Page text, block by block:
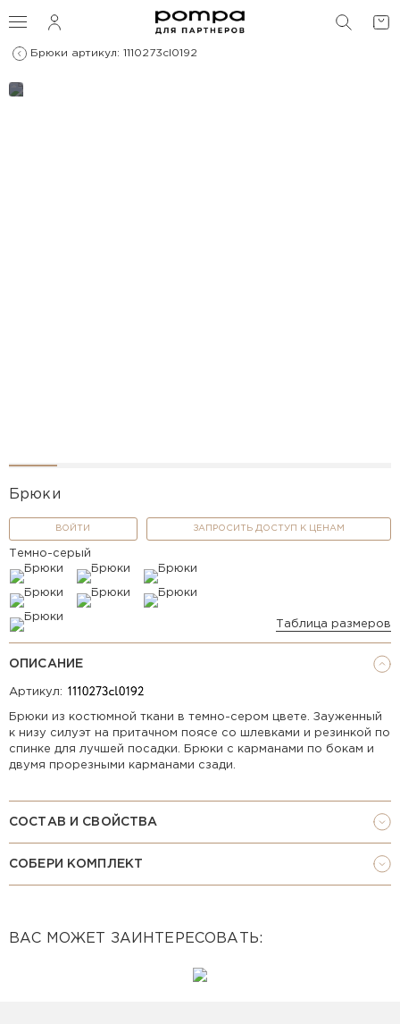
Брюки артикул: 1110273cl0192
Брюки
ВОЙТИ ЗАПРОСИТЬ ДОСТУП К ЦЕНАМ
Темно-серый
Таблица размеров
ОПИСАНИЕ
Артикул:
Брюки из костюмной ткани в темно-сером цвете. Зауженный
к низу силуэт на притачном поясе со шлевками и резинкой по
спинке для лучшей посадки. Брюки с карманами по бокам и
двумя прорезными карманами сзади.
СОСТАВ И СВОЙСТВА
СОБЕРИ КОМПЛЕКТ
ВАС МОЖЕТ ЗАИНТЕРЕСОВАТЬ: